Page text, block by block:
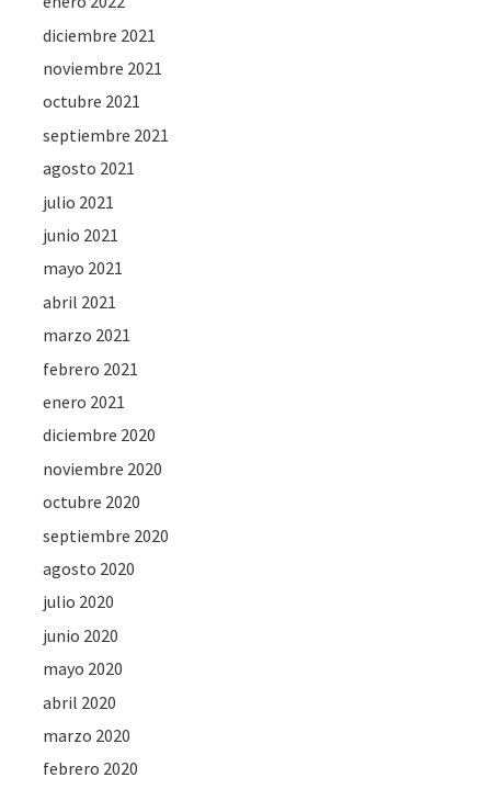
diciembre 2021
noviembre 2021
octubre 2021
septiembre 2021
agosto 2021
julio 2021
junio 2021
mayo 2021
abril 2021
marzo 2021
febrero 2021
enero 2021
diciembre 2020
noviembre 2020
octubre 2020
septiembre 2020
agosto 2020
julio 2020
junio 2020
mayo 2020
abril 2020
marzo 2020
febrero 2020